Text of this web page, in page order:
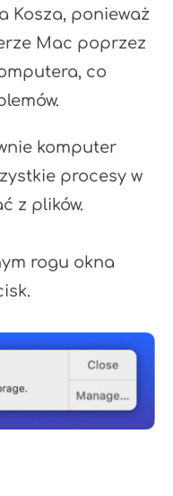
Kosza, ponieważ
Mac poprzez
co
komputer
procesy w
z plików.
rogu okna